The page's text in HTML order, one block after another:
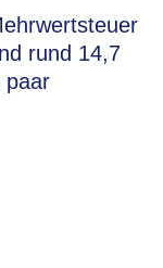
rund 14,7
paar